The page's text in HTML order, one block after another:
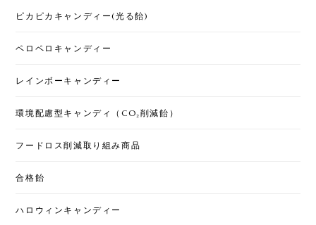
ピカピカキャンディー(光る飴)
ペロペロキャンディー
レインボーキャンディー
環境配慮型キャンディ（CO₂削減飴）
フードロス削減取り組み商品
合格飴
ハロウィンキャンディー